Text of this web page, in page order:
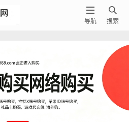

搜索

导航